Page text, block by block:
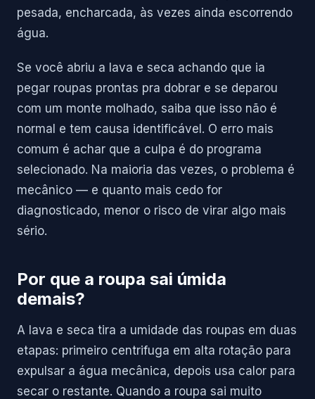
pesada, encharcada, às vezes ainda escorrendo
água.
Se você abriu a lava e seca achando que ia
pegar roupas prontas pra dobrar e se deparou
com um monte molhado, saiba que isso não é
normal e tem causa identificável. O erro mais
comum é achar que a culpa é do programa
selecionado. Na maioria das vezes, o problema é
mecânico — e quanto mais cedo for
diagnosticado, menor o risco de virar algo mais
sério.
Por que a roupa sai úmida
demais?
A lava e seca tira a umidade das roupas em duas
etapas: primeiro centrifuga em alta rotação para
expulsar a água mecânica, depois usa calor para
secar o restante. Quando a roupa sai muito